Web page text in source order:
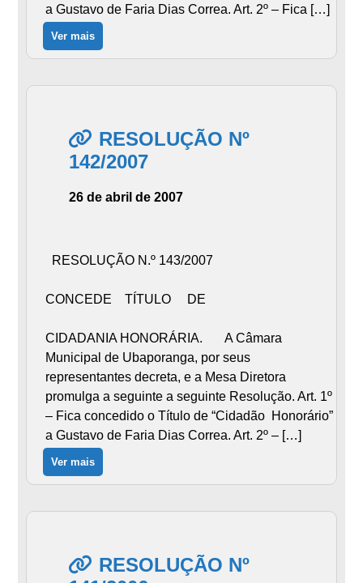
a Gustavo de Faria Dias Correa. Art. 2º – Fica […]
Ver mais
RESOLUÇÃO Nº
142/2007
26 de abril de 2007
RESOLUÇÃO N.º 143/2007
CONCEDE TÍTULO DE
CIDADANIA HONORÁRIA. A Câmara
Municipal de Ubaporanga, por seus
representantes decreta, e a Mesa Diretora
promulga a seguinte a seguinte Resolução. Art. 1º
– Fica concedido o Título de “Cidadão Honorário”
a Gustavo de Faria Dias Correa. Art. 2º – […]
Ver mais
RESOLUÇÃO Nº